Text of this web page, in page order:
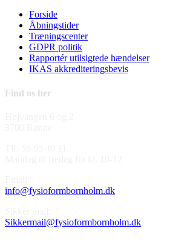
Forside
Åbningstider
Træningscenter
GDPR politik
Rapportér utilsigtede hændelser
IKAS akkrediteringsbevis
Find os her
info@fysioformbornholm.dk
Sikkermail@fysioformbornholm.dk